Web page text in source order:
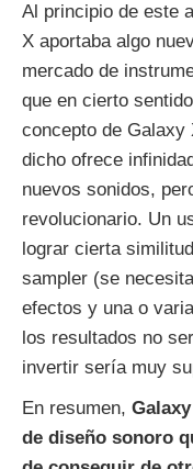
Al principio de este
X aportaba algo
mercado de
que en cierto
concepto de Galaxy
dicho ofrece
nuevos sonidos,
revolucionario. Un
lograr cierta
sampler (se
efectos y una o
los resultados no
invertir sería muy
En resumen,
de diseño sonoro